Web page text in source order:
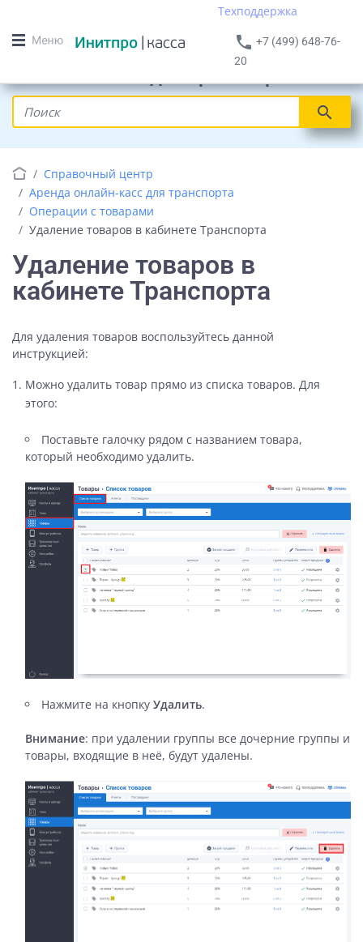
Техподдержка
phone +7 (499) 648-76-
20
search
Справочный центр
Аренда онлайн-касс для транспорта
Операции с товарами
Удаление товаров в кабинете Транспорта
Удаление товаров в
кабинете Транспорта
Для удаления товаров воспользуйтесь данной
инструкцией:
Можно удалить товар прямо из списка товаров. Для
этого:
Поставьте галочку рядом с названием товара,
который необходимо удалить.
Нажмите на кнопку Удалить.
Внимание: при удалении группы все дочерние группы и
товары, входящие в неё, будут удалены.